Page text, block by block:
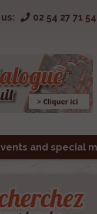
02 54 27 71 54
and special